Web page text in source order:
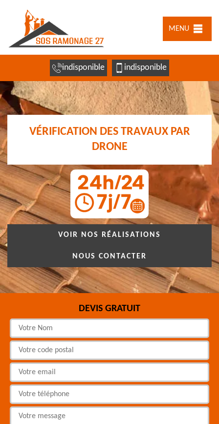
MENU
indisponible indisponible
VÉRIFICATION DES TRAVAUX PAR
DRONE
VOIR NOS RÉALISATIONS
NOUS CONTACTER
DEVIS GRATUIT